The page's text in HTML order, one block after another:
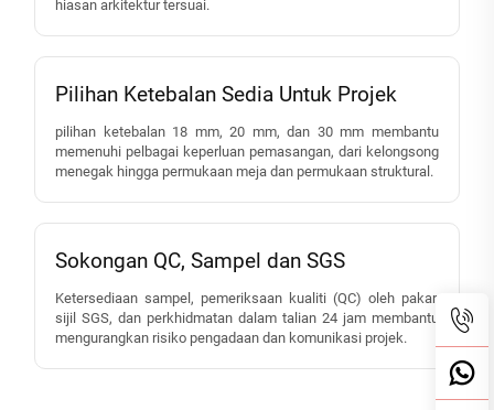
hiasan arkitektur tersuai.
Pilihan Ketebalan Sedia Untuk Projek
pilihan ketebalan 18 mm, 20 mm, dan 30 mm membantu
memenuhi pelbagai keperluan pemasangan, dari kelongsong
menegak hingga permukaan meja dan permukaan struktural.
Sokongan QC, Sampel dan SGS
Ketersediaan sampel, pemeriksaan kualiti (QC) oleh pakar,
sijil SGS, dan perkhidmatan dalam talian 24 jam membantu
mengurangkan risiko pengadaan dan komunikasi projek.